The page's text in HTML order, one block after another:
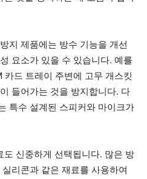
지 제품에는 방수 기능을 개선
요소가 있을 수 있습니다. 예를
드 트레이 주변에 고무 개스킷
들어가는 것을 방지합니다. 다
특수 설계된 스피커와 마이크가
신중하게 선택됩니다. 많은 방
리콘과 같은 재료를 사용하여